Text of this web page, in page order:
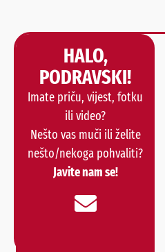
HALO,
PODRAVSKI!
Imate priču, vijest, fotku
ili video?
Nešto vas muči ili želite
nešto/nekoga pohvaliti?
Javite nam se!